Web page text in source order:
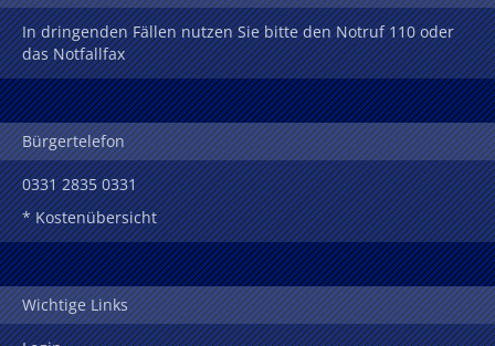
In dringenden Fällen nutzen Sie bitte den Notruf 110 oder
das Notfallfax
Bürgertelefon
0331 2835 0331
* Kostenübersicht
Wichtige Links